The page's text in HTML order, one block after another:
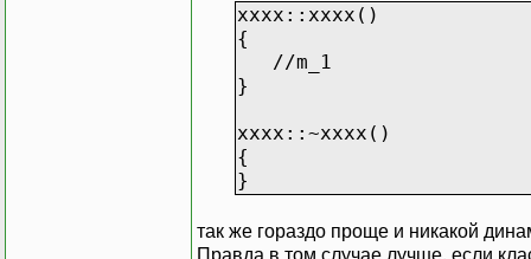
xxxx::xxxx()
{
//m_1
}
xxxx::~xxxx()
{
}
так же гораздо проще и никакой
Правда в том случае лучше, если